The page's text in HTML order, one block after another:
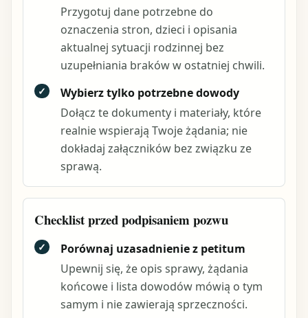
Przygotuj dane potrzebne do
oznaczenia stron, dzieci i opisania
aktualnej sytuacji rodzinnej bez
uzupełniania braków w ostatniej chwili.
✓
Wybierz tylko potrzebne dowody
Dołącz te dokumenty i materiały, które
realnie wspierają Twoje żądania; nie
dokładaj załączników bez związku ze
sprawą.
Checklist przed podpisaniem pozwu
✓
Porównaj uzasadnienie z petitum
Upewnij się, że opis sprawy, żądania
końcowe i lista dowodów mówią o tym
samym i nie zawierają sprzeczności.